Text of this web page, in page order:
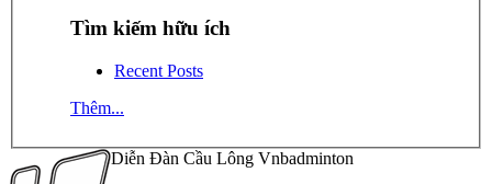
Tìm kiếm hữu ích
Recent Posts
Thêm...
Diễn Đàn Cầu Lông Vnbadminton